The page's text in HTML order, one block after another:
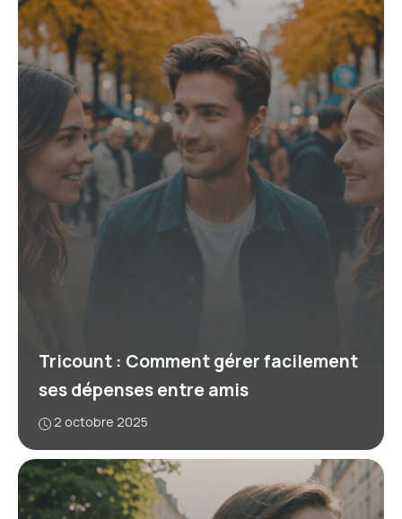
Tricount : Comment gérer facilement
ses dépenses entre amis
2 octobre 2025